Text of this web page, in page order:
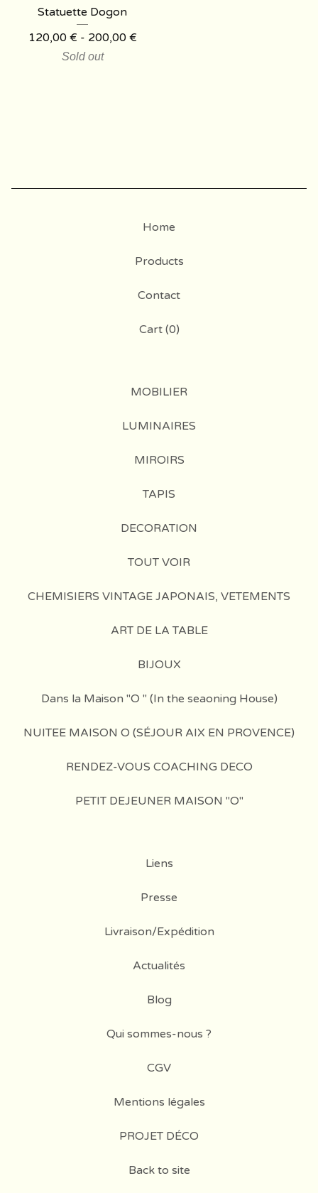
Statuette Dogon
120,00 € - 200,00 €
Sold out
Home
Products
Contact
Cart (0)
MOBILIER
LUMINAIRES
MIROIRS
TAPIS
DECORATION
TOUT VOIR
CHEMISIERS VINTAGE JAPONAIS, VETEMENTS
ART DE LA TABLE
BIJOUX
Dans la Maison "O " (In the seaoning House)
NUITEE MAISON O (SÉJOUR AIX EN PROVENCE)
RENDEZ-VOUS COACHING DECO
PETIT DEJEUNER MAISON "O"
Liens
Presse
Livraison/Expédition
Actualités
Blog
Qui sommes-nous ?
CGV
Mentions légales
PROJET DÉCO
Back to site